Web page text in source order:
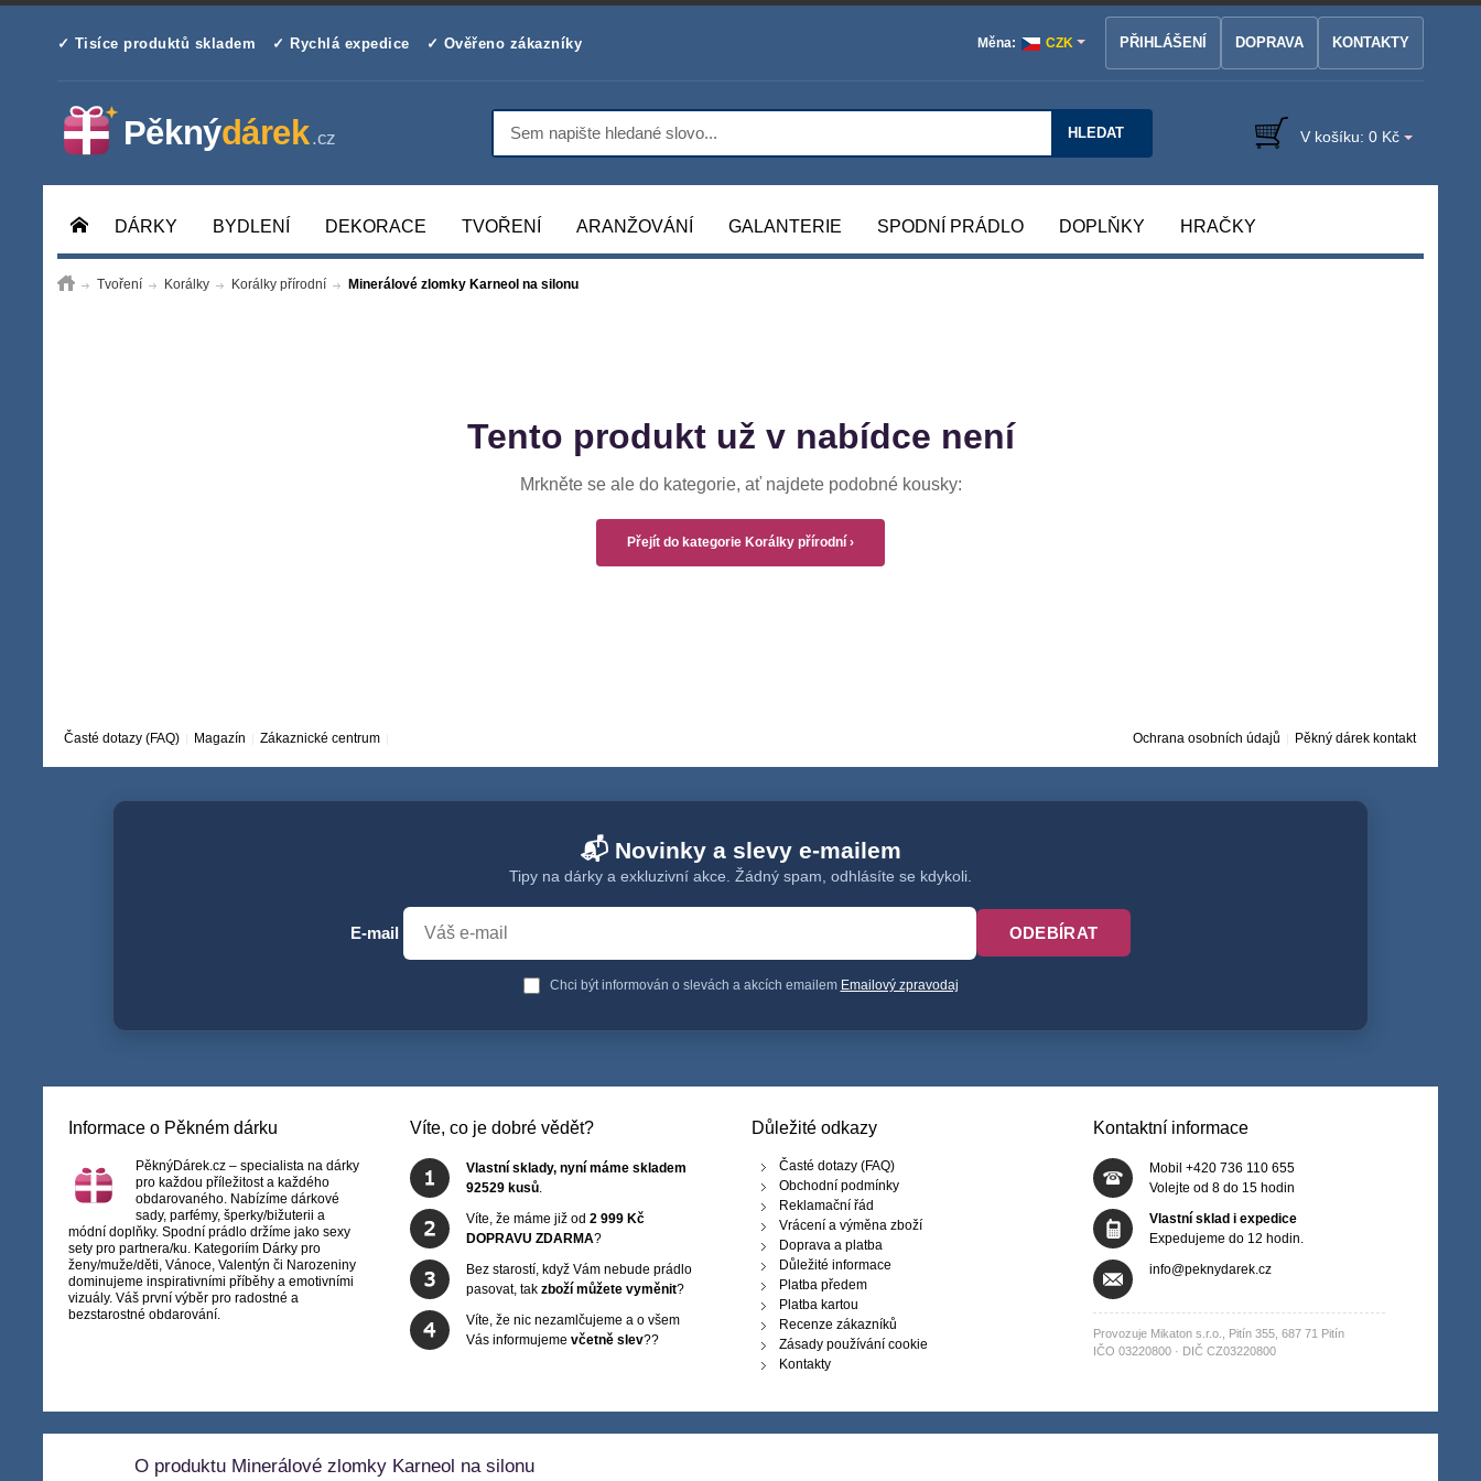
✓ Tisíce produktů skladem ✓ Rychlá expedice ✓ Ověřeno zákazníky Měna: CZK PŘIHLÁŠENÍ DOPRAVA KONTAKTY
HLEDAT V košíku: 0 Kč
DÁRKY BYDLENÍ DEKORACE TVOŘENÍ ARANŽOVÁNÍ GALANTERIE SPODNÍ PRÁDLO DOPLŇKY HRAČKY
Tvoření Korálky Korálky přírodní Minerálové zlomky Karneol na silonu
Tento produkt už v nabídce není
Mrkněte se ale do kategorie, ať najdete podobné kousky:
Přejít do kategorie Korálky přírodní ›
Časté dotazy (FAQ) Magazín Zákaznické centrum Ochrana osobních údajů Pěkný dárek kontakt
📬 Novinky a slevy e-mailem
Tipy na dárky a exkluzivní akce. Žádný spam, odhlásíte se kdykoli.
E-mail ODEBÍRAT
Chci být informován o slevách a akcích emailem Emailový zpravodaj
Informace o Pěkném dárku
PěknýDárek.cz – specialista na dárky
pro každou příležitost a každého
obdarovaného. Nabízíme dárkové
sady, parfémy, šperky/bižuterii a
módní doplňky. Spodní prádlo držíme jako sexy
sety pro partnera/ku. Kategoriím Dárky pro
ženy/muže/děti, Vánoce, Valentýn či Narozeniny
dominujeme inspirativními příběhy a emotivními
vizuály. Váš první výběr pro radostné a
bezstarostné obdarování.
Víte, co je dobré vědět?
Vlastní sklady, nyní máme skladem
92529 kusů.
Víte, že máme již od 2 999 Kč
DOPRAVU ZDARMA?
Bez starostí, když Vám nebude prádlo
pasovat, tak zboží můžete vyměnit?
Víte, že nic nezamlčujeme a o všem
Vás informujeme včetně slev??
Důležité odkazy
Časté dotazy (FAQ)
Obchodní podmínky
Reklamační řád
Vrácení a výměna zboží
Doprava a platba
Důležité informace
Platba předem
Platba kartou
Recenze zákazníků
Zásady používání cookie
Kontakty
Kontaktní informace
Mobil +420 736 110 655
Volejte od 8 do 15 hodin
Vlastní sklad i expedice
Expedujeme do 12 hodin.
info@peknydarek.cz
Provozuje Mikaton s.r.o., Pitín 355, 687 71 Pitín
IČO 03220800 · DIČ CZ03220800
O produktu Minerálové zlomky Karneol na silonu